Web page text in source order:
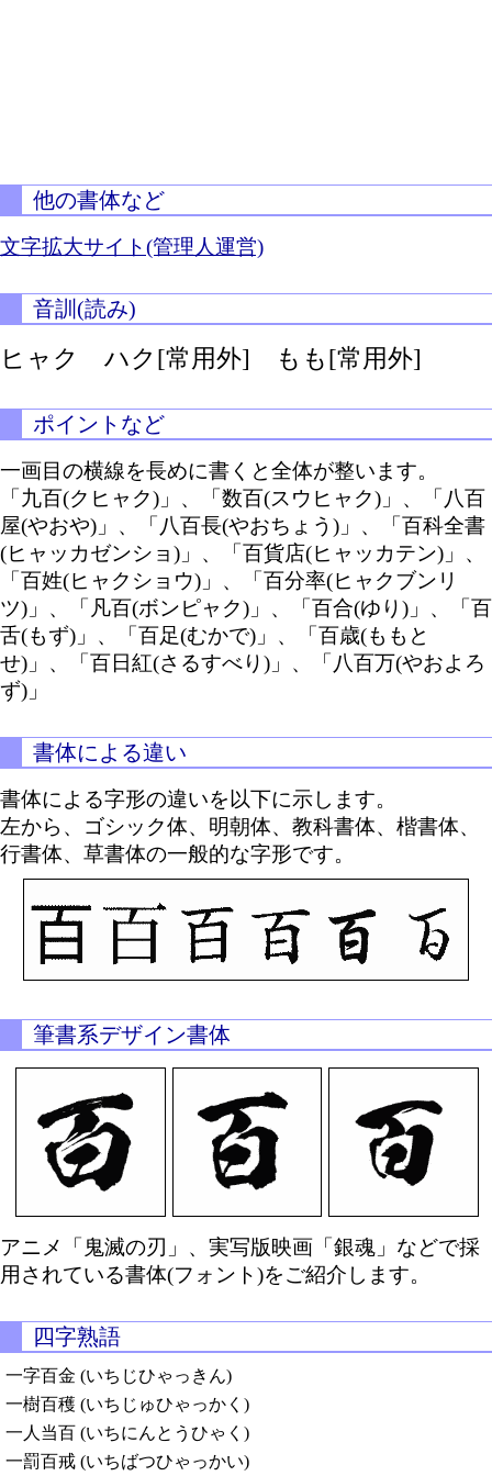
他の書体など
文字拡大サイト(管理人運営)
音訓(読み)
ヒャク ハク[常用外] もも[常用外]
ポイントなど
一画目の横線を長めに書くと全体が整います。
「九百(クヒャク)」、「数百(スウヒャク)」、「八百
屋(やおや)」、「八百長(やおちょう)」、「百科全書
(ヒャッカゼンショ)」、「百貨店(ヒャッカテン)」、
「百姓(ヒャクショウ)」、「百分率(ヒャクブンリ
ツ)」、「凡百(ボンピャク)」、「百合(ゆり)」、「百
舌(もず)」、「百足(むかで)」、「百歳(ももと
せ)」、「百日紅(さるすべり)」、「八百万(やおよろ
ず)」
書体による違い
書体による字形の違いを以下に示します。
左から、ゴシック体、明朝体、教科書体、楷書体、
行書体、草書体の一般的な字形です。
筆書系デザイン書体
アニメ「鬼滅の刃」、実写版映画「銀魂」などで採
用されている書体(フォント)をご紹介します。
四字熟語
一字百金 (いちじひゃっきん)
一樹百穫 (いちじゅひゃっかく)
一人当百 (いちにんとうひゃく)
一罰百戒 (いちばつひゃっかい)